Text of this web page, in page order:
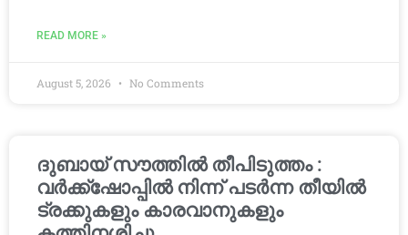
READ MORE »
August 5, 2026 No Comments
ദുബായ് സൗത്തിൽ തീപിടുത്തം :
വർക്ക്‌ഷോപ്പിൽ നിന്ന് പടർന്ന തീയിൽ
ട്രക്കുകളും കാരവാനുകളും